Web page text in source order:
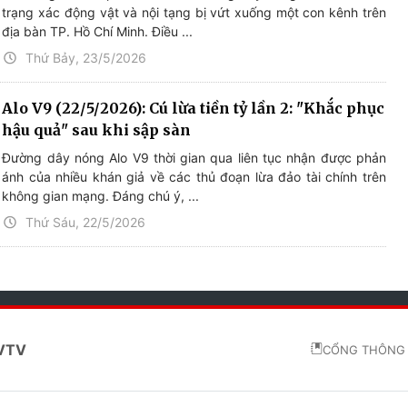
trạng xác động vật và nội tạng bị vứt xuống một con kênh trên
địa bàn TP. Hồ Chí Minh. Điều ...
Thứ Bảy, 23/5/2026
Alo V9 (22/5/2026): Cú lừa tiền tỷ lần 2: "Khắc phục
hậu quả" sau khi sập sàn
Đường dây nóng Alo V9 thời gian qua liên tục nhận được phản
ánh của nhiều khán giả về các thủ đoạn lừa đảo tài chính trên
không gian mạng. Đáng chú ý, ...
Thứ Sáu, 22/5/2026
CỔNG